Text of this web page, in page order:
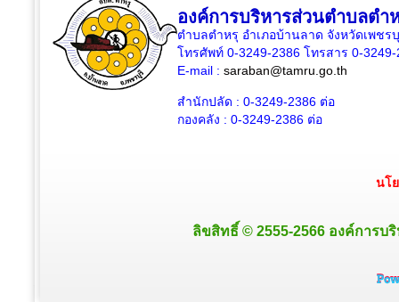
องค์การบริหารส่วนตำบลตำ
ตำบลตำหรุ อำเภอบ้านลาด จังหวัดเพชร
โทรศัพท์ 0-3249-2386 โทรสาร 0-3249-
E-mail : saraban@tamru.go.th
สำนักปลัด : 0-3249-2386 ต่อ
กองคลัง : 0-3249-2386 ต่อ
นโ
ลิขสิทธิ์ © 2555-2566 องค์การบ